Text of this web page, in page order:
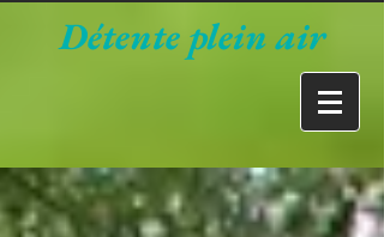
Détente plein air